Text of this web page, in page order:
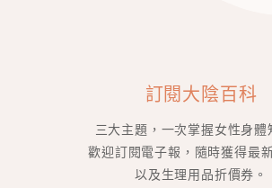
訂閱大陰百科
三大主題，一次掌握女性身體
歡迎訂閱電子報，隨時獲得最
以及生理用品折價券。